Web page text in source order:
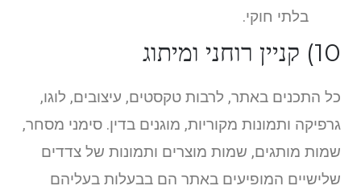
בלתי חוקי.
10) קניין רוחני ומיתוג
כל התכנים באתר, לרבות טקסטים, עיצובים, לוגו,
גרפיקה ותמונות מקוריות, מוגנים בדין. סימני מסחר,
שמות מותגים, שמות מוצרים ותמונות של צדדים
שלישיים המופיעים באתר הם בבעלות בעליהם